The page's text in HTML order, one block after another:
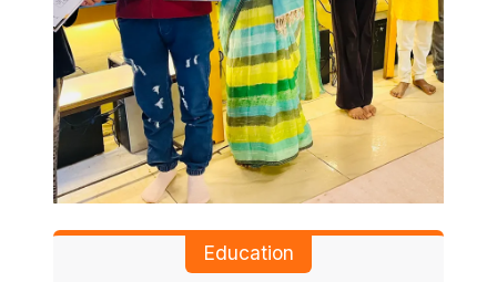
Education